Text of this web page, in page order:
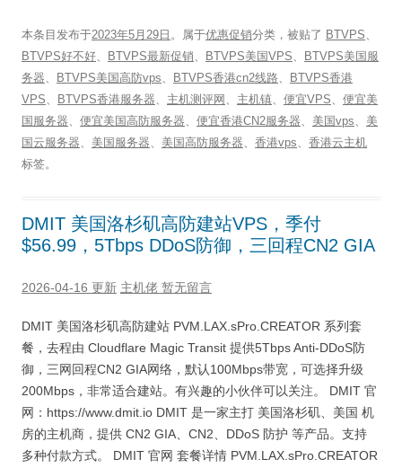
本条目发布于2023年5月29日 。属于优惠促销分类，被贴了 BTVPS、
BTVPS好不好、 BTVPS最新促销、 BTVPS美国VPS、
BTVPS美国服
务器、 BTVPS美国高防vps、 BTVPS香港cn2线路、
BTVPS香港
VPS、 BTVPS香港服务器、 主机测评网 、 主机镇、 便宜VPS、 便宜美
国服务器、 便宜美国高防服务器、 便宜香港CN2服务器、 美国vps、 美
国云服务器、 美国服务器、 美国高防服务器、 香港vps、 香港云主机
标签。
DMIT 美国洛杉矶高防建站VPS，季付
$56.99，5Tbps DDoS防御，三回程CN2 GIA
2026-04-16 更新 主机佬 暂无留言
DMIT 美国洛杉矶高防建站 PVM.LAX.sPro.CREATOR 系列套
餐，去程由 Cloudflare Magic Transit 提供5Tbps Anti-DDoS防
御，三网回程CN2 GIA网络，默认100Mbps带宽，可选择升级
200Mbps，非常适合建站。有兴趣的小伙伴可以关注。 DMIT 官
网：https://www.dmit.io DMIT 是一家主打 美国洛杉矶、美国 机
房的主机商，提供 CN2 GIA、CN2、DDoS 防护 等产品。支持
多种付款方式。 DMIT 官网 套餐详情 PVM.LAX.sPro.CREATOR